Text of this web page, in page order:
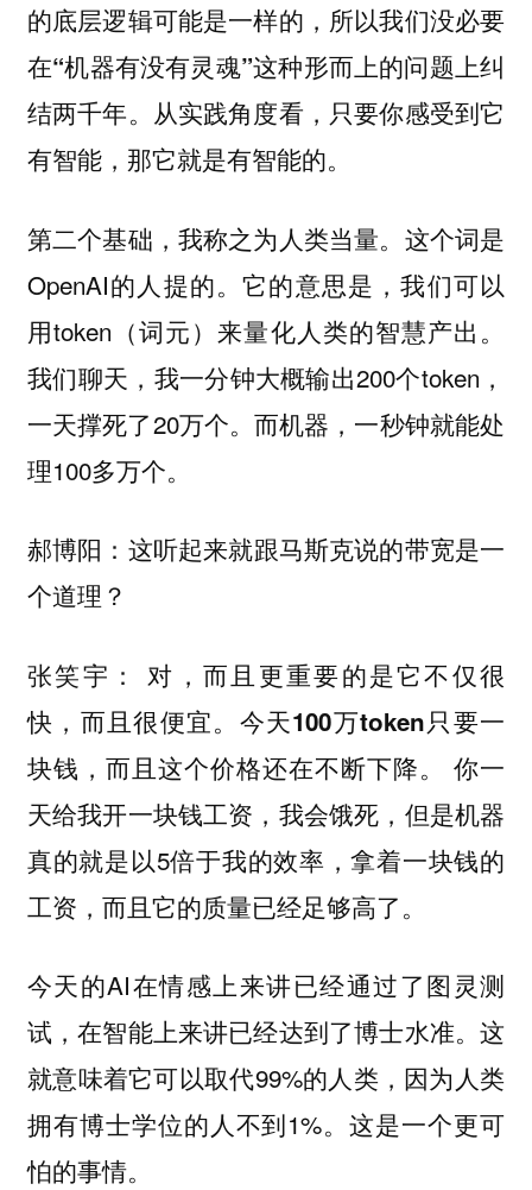
的底层逻辑可能是一样的，所以我们没必要
在“机器有没有灵魂”这种形而上的问题上纠
结两千年。从实践角度看，只要你感受到它
有智能，那它就是有智能的。
第二个基础，我称之为人类当量。 这个词是
OpenAI的人提的。它的意思是，我们可以
用token（词元）来量化人类的智慧产出。
我们聊天，我一分钟大概输出200个token，
一天撑死了20万个。而机器，一秒钟就能处
理100多万个。
郝博阳： 这听起来就跟马斯克说的带宽是一
个道理？
张笑宇：
对，而且更重要的是它不仅很
快，而且很便宜。 今天100万token只要一
块钱，而且这个价格还在不断下降。
你一
天给我开一块钱工资，我会饿死，但是机器
真的就是以5倍于我的效率，拿着一块钱的
工资，而且它的质量已经足够高了。
今天的AI在情感上来讲已经通过了图灵测
试，在智能上来讲已经达到了博士水准。这
就意味着它可以取代99%的人类，因为人类
拥有博士学位的人不到1%。这是一个更可
怕的事情。